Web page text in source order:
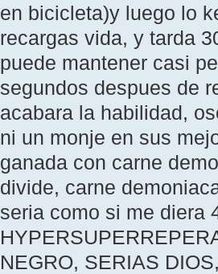
en bicicleta)y luego lo
recargas vida, y tarda
puede mantener casi
segundos despues de
acabara la habilidad,
ni un monje en sus
ganada con carne
divide, carne
seria como si me diera
NEGRO, SERIAS